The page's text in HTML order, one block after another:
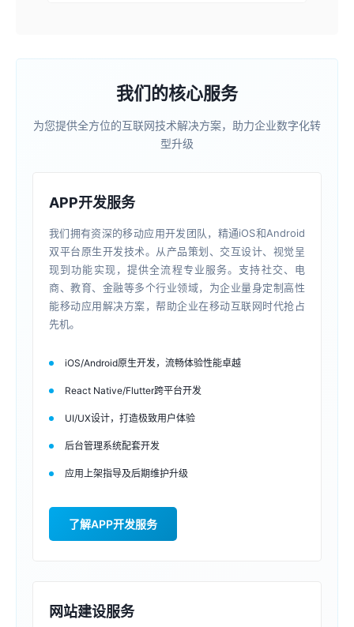
我们的核心服务
为您提供全方位的互联网技术解决方案，助力企业数字化转
型升级
APP开发服务
我们拥有资深的移动应用开发团队，精通iOS和Android
双平台原生开发技术。从产品策划、交互设计、视觉呈
现到功能实现，提供全流程专业服务。支持社交、电
商、教育、金融等多个行业领域，为企业量身定制高性
能移动应用解决方案，帮助企业在移动互联网时代抢占
先机。
iOS/Android原生开发，流畅体验性能卓越
React Native/Flutter跨平台开发
UI/UX设计，打造极致用户体验
后台管理系统配套开发
应用上架指导及后期维护升级
了解APP开发服务
网站建设服务